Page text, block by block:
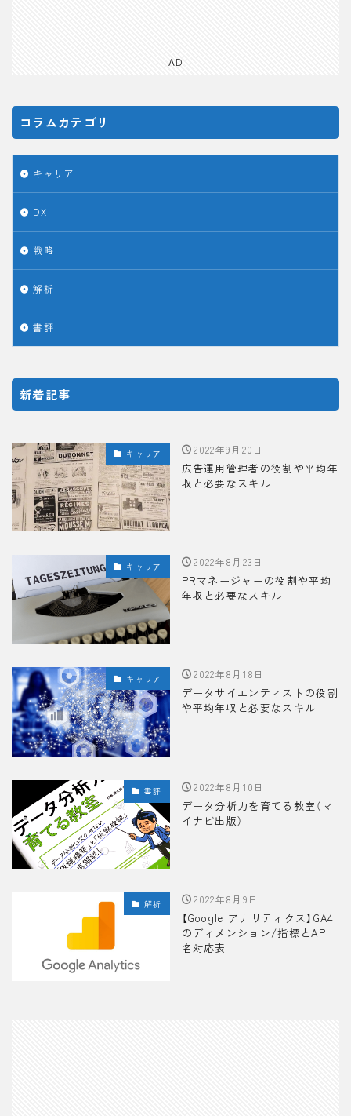
AD
コラムカテゴリ
キャリア
DX
戦略
解析
書評
新着記事
キャリア 2022年9月20日
広告運用管理者の役割や平均年
収と必要なスキル
キャリア 2022年8月23日
PRマネージャーの役割や平均
年収と必要なスキル
キャリア 2022年8月18日
データサイエンティストの役割
や平均年収と必要なスキル
書評 2022年8月10日
データ分析力を育てる教室（マ
イナビ出版）
解析 2022年8月9日
【Google アナリティクス】GA4
のディメンション/指標とAPI
名対応表